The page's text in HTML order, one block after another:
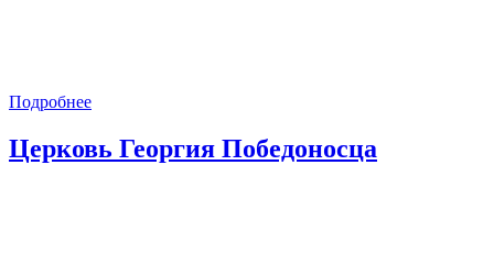
Подробнее
Церковь Георгия Победоносца